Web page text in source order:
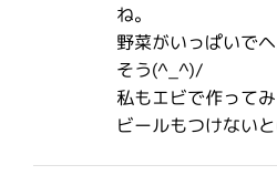
ね。
野菜がいっぱいで
そう(^_^)/
私もエビで作って
ビールもつけない